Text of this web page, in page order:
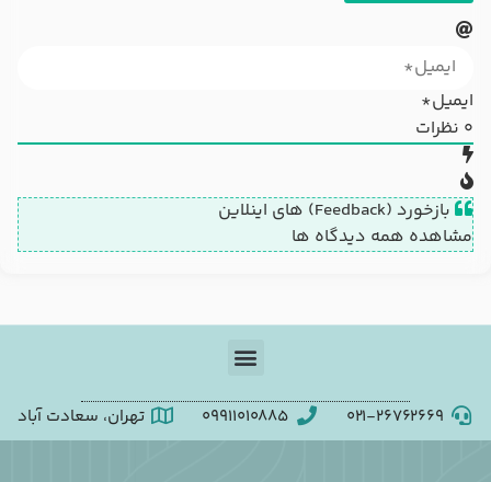
ایمیل*
0 نظرات
بازخورد (Feedback) های اینلاین
مشاهده همه دیدگاه ها
۰۲۱-۲۶۷۶۲۶۶۹ 09911010885 تهران، سعادت آباد